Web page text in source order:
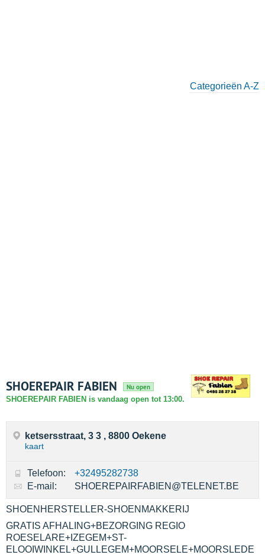
Categorieën A-Z
SHOEREPAIR FABIEN Nu open
SHOEREPAIR FABIEN is vandaag open tot 13:00.
ketsersstraat, 3 3 , 8800 Oekene
kaart
Telefoon:
+32495282738
E-mail:
SHOEREPAIRFABIEN@TELENET.BE
SHOENHERSTELLER-SHOENMAKKERIJ
GRATIS AFHALING+BEZORGING REGIO
ROESELARE+IZEGEM+ST-
ELOOIWINKEL+GULLEGEM+MOORSELE+MOORSLEDE